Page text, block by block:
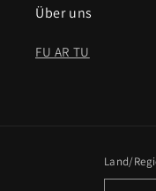
Über uns
FU AR TU
Land/